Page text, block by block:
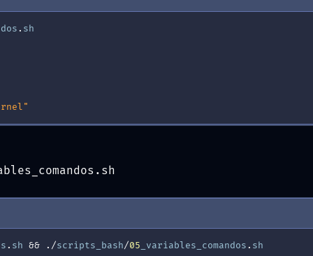
. sh
. sh && ./scripts_bash/05 _variables_comandos . sh